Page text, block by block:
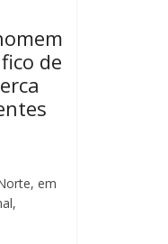
de
em